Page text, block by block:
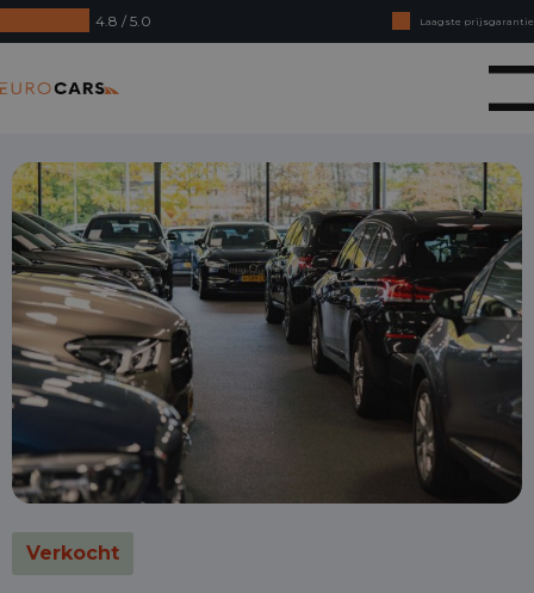
4.8 / 5.0
Laagste prijsgarantie
Online kopen, niet goed geld terug
Financial lease - Soepele acceptatie
Verkocht